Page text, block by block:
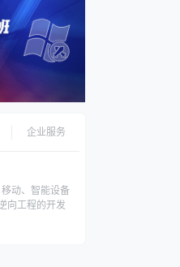
企业服务
动、智能设备
向工程的开发